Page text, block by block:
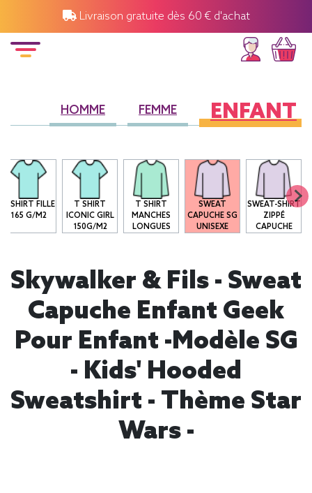
Livraison gratuite dès 60 € d'achat
HOMME FEMME ENFANT
T-SHIRT FILLE
165 G/M2
T SHIRT
ICONIC GIRL
150G/M2
T SHIRT
MANCHES
LONGUES
SWEAT
CAPUCHE SG
UNISEXE
SWEAT-SHIRT
ZIPPÉ
CAPUCHE
Skywalker & Fils - Sweat
Capuche Enfant Geek
Pour Enfant -modèle SG
- Kids' Hooded
Sweatshirt - Thème Star
Wars -